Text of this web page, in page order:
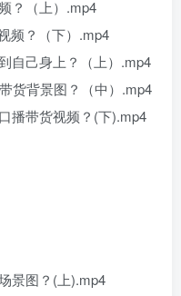
？（上）.mp4
频？（下）.mp4
自己身上？（上）.mp4
货背景图？（中）.mp4
播带货视频？(下).mp4
景图？(上).mp4